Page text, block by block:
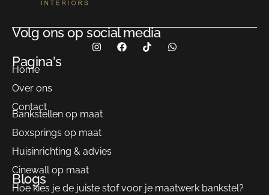
Volg ons op social media
Pagina's
Home
Over ons
Contact
Bankstellen op maat
Boxsprings op maat
Huisinrichting & advies
Cinewall op maat
Blogs
Hoe kies je de juiste stof voor je maatwerk bankstel?